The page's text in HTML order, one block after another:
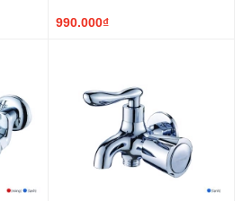
990.000₫